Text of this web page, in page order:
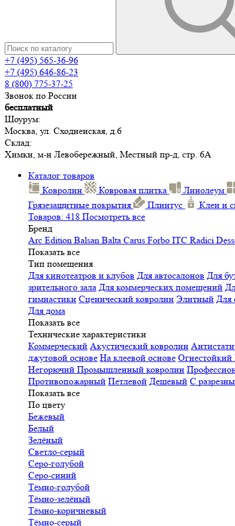
+7 (495) 565-36-96
+7 (495) 646-86-23
8 (800) 775-37-25
Звонок по России
бесплатный
Шоурум:
Москва, ул. Сходненская, д.6
Склад:
Химки, м-н Левобережный, Местный пр-д, стр. 6А
Каталог товаров
Ковролин
Ковровая плитка Линолеум
Грязезащитные покрытия
Плинтус
Клеи и
Товаров: 418 Посмотреть все
Бренд
Arc Edition Balsan Balta Carus Forbo ITC Radici
Показать все
Тип помещения
Для кинотеатров и клубов Для автосалонов Для
зрительного зала Для коммерческих помещений
гимнастики Сценический ковролин Элитный Для
Для дома
Показать все
Технические характеристики
Коммерческий Акустический ковролин
джутовой основе На клеевой основе Огнестойкий
Негорючий Промышленный ковролин
Противопожарный Петлевой Дешевый С
Показать все
По цвету
Бежевый
Белый
Зелёный
Светло-серый
Серо-голубой
Серо-синий
Тёмно-голубой
Тёмно-зелёный
Тёмно-коричневый
Тёмно-серый